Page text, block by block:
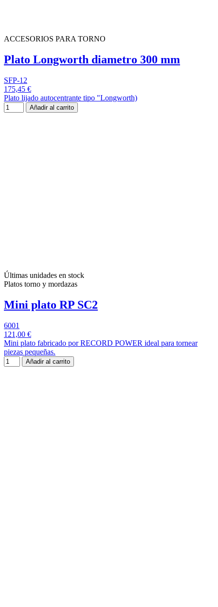
ACCESORIOS PARA TORNO
Plato Longworth diametro 300 mm
SFP-12
175,45 €
Plato lijado autocentrante tipo "Longworth)
Añadir al carrito
Últimas unidades en stock
Platos torno y mordazas
Mini plato RP SC2
6001
121,00 €
Mini plato fabricado por RECORD POWER ideal para tornear
piezas pequeñas.
Añadir al carrito